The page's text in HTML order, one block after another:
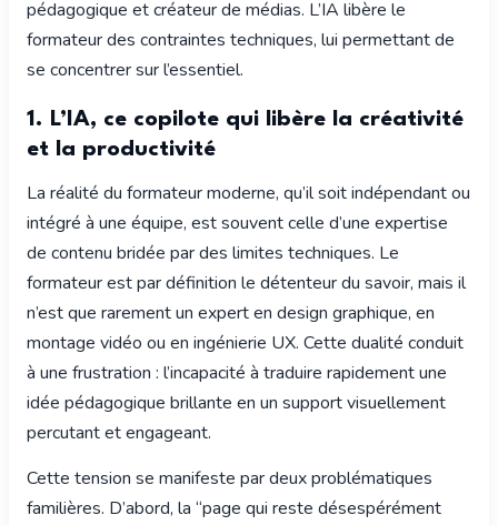
pédagogique et créateur de médias. L’IA libère le
formateur des contraintes techniques, lui permettant de
se concentrer sur l’essentiel.
1. L’IA, ce copilote qui libère la créativité
et la productivité
La réalité du formateur moderne, qu’il soit indépendant ou
intégré à une équipe, est souvent celle d’une expertise
de contenu bridée par des limites techniques. Le
formateur est par définition le détenteur du savoir, mais il
n’est que rarement un expert en design graphique, en
montage vidéo ou en ingénierie UX. Cette dualité conduit
à une frustration : l’incapacité à traduire rapidement une
idée pédagogique brillante en un support visuellement
percutant et engageant.
Cette tension se manifeste par deux problématiques
familières. D’abord, la “page qui reste désespérément